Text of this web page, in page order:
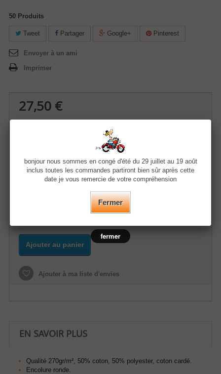
50 Produits
Tweet Partager Google+ Pinterest
Envoyer à un ami
Imprimer
27,50 €
Taille
Ajouter au panier
Ajouter à ma liste d'envies
EN SAVOIR PLUS
Qualité 270gr/m², 50% coton, 50% polyester, coton cardé.
Encolure ronde.
bonjour nous sommes en congé d'été du 29 juillet au 19 août
inclus toutes les commandes partiront bien sûr après cette
date je vous remercie de votre compréhension
Fermer
fermer